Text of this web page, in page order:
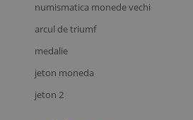
numismatica monede vechi
arcul de triumf
medalie
jeton moneda
jeton 2